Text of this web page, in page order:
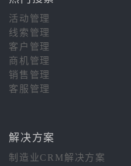
活动管理
线索管理
客户管理
商机管理
销售管理
客服管理
解决方案
制造业CRM解决方案